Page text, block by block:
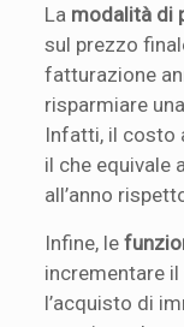
La modalità di
sul prezzo
fatturazione
risparmiare
Infatti, il costo
il che equivale
all’anno
Infine, le
incrementare il
l’acquisto di